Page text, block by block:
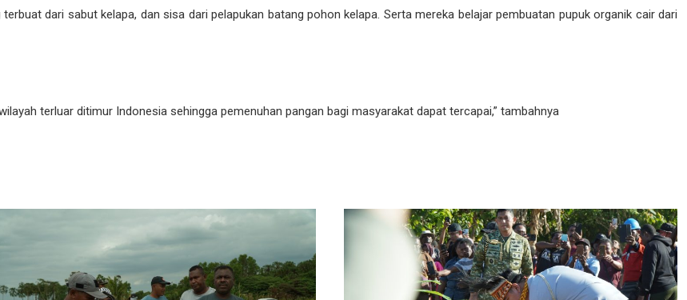
dari sabut kelapa, dan sisa dari pelapukan batang pohon kelapa. Serta mereka belajar pembuatan pupuk organik cair dari
terluar ditimur Indonesia sehingga pemenuhan pangan bagi masyarakat dapat tercapai,” tambahnya